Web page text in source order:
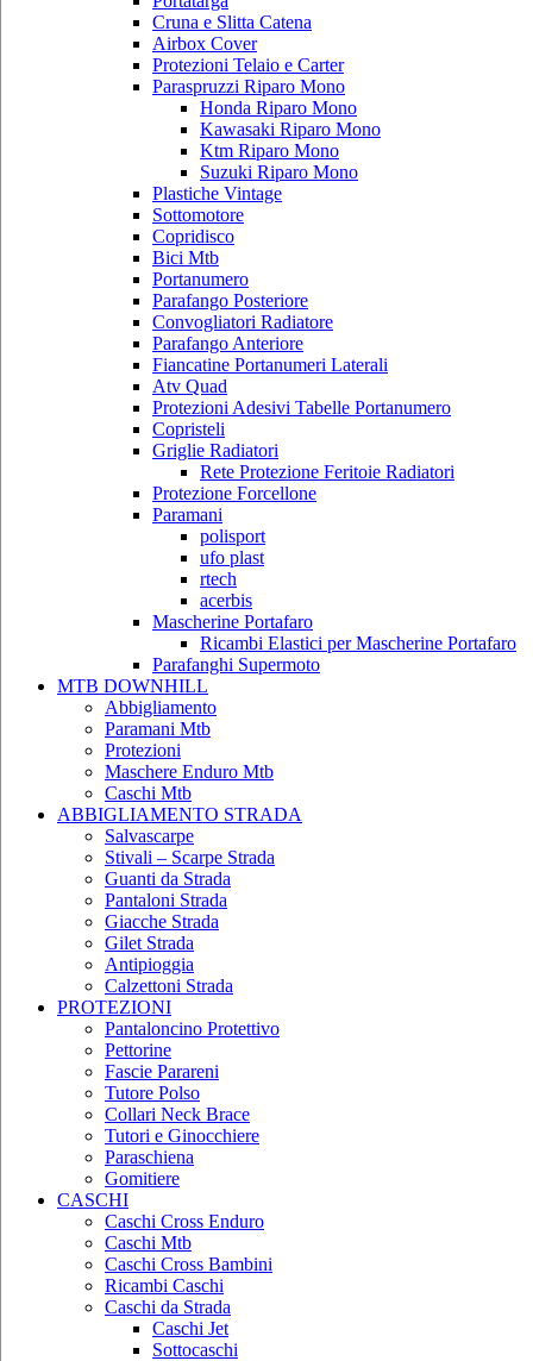
Cruna e Slitta Catena
Airbox Cover
Protezioni Telaio e Carter
Paraspruzzi Riparo Mono
Honda Riparo Mono
Kawasaki Riparo Mono
Ktm Riparo Mono
Suzuki Riparo Mono
Plastiche Vintage
Sottomotore
Copridisco
Bici Mtb
Portanumero
Parafango Posteriore
Convogliatori Radiatore
Parafango Anteriore
Fiancatine Portanumeri Laterali
Atv Quad
Protezioni Adesivi Tabelle Portanumero
Copristeli
Griglie Radiatori
Rete Protezione Feritoie Radiatori
Protezione Forcellone
Paramani
polisport
ufo plast
rtech
acerbis
Mascherine Portafaro
Ricambi Elastici per Mascherine Portafaro
Parafanghi Supermoto
MTB DOWNHILL
Abbigliamento
Paramani Mtb
Protezioni
Maschere Enduro Mtb
Caschi Mtb
ABBIGLIAMENTO STRADA
Salvascarpe
Stivali – Scarpe Strada
Guanti da Strada
Pantaloni Strada
Giacche Strada
Gilet Strada
Antipioggia
Calzettoni Strada
PROTEZIONI
Pantaloncino Protettivo
Pettorine
Fascie Parareni
Tutore Polso
Collari Neck Brace
Tutori e Ginocchiere
Paraschiena
Gomitiere
CASCHI
Caschi Cross Enduro
Caschi Mtb
Caschi Cross Bambini
Ricambi Caschi
Caschi da Strada
Caschi Jet
Sottocaschi